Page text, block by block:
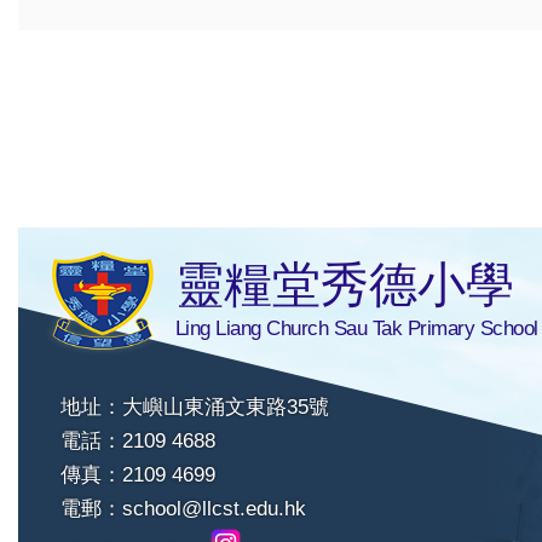
靈糧堂秀德小學
Ling Liang Church Sau Tak Primary School
地址：大嶼山東涌文東路35號
電話：2109 4688
傳真：2109 4699
電郵： school@llcst.edu.hk